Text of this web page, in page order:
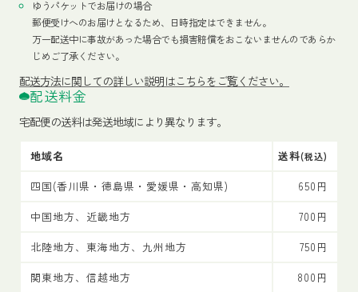
ゆうパケットでお届けの場合
郵便受けへのお届けとなるため、日時指定はできません。
万一配送中に事故があった場合でも損害賠償をおこないませんのであらか
じめご了承ください。
配送方法に関しての詳しい説明はこちらをご覧ください。
配送料金
宅配便の送料は発送地域により異なります。
地域名 送料(税込)
四国(香川県・徳島県・愛媛県・高知県)
650円
中国地方、近畿地方
700円
北陸地方、東海地方、九州地方
750円
関東地方、信越地方
800円